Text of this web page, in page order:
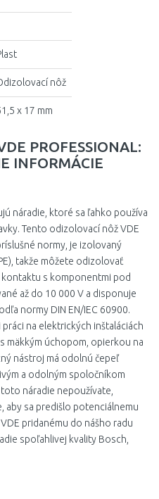
nôž
x 17 mm
PROFESSIONAL:
INFORMÁCIE
náradie, ktoré sa ľahko používa
Tento odizolovací nôž VDE
normy, je izolovaný
takže môžete odizolovať
kontaktu s komponentmi pod
až do 10 000 V a disponuje
normy DIN EN/IEC 60900.
na elektrických inštaláciách
mäkkým úchopom, opierkou na
nástroj má odolnú čepeľ
a odolným spoločníkom
náradie nepoužívate,
aby sa predišlo potenciálnemu
pridanému do nášho radu
spoľahlivej kvality Bosch,